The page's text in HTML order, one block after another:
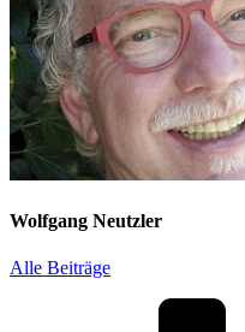
Wolfgang Neutzler
Alle Beiträge